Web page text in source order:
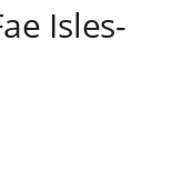
Isles-